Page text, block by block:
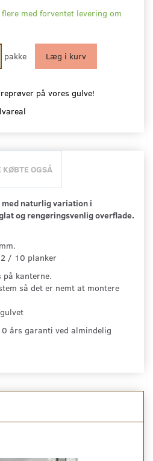
med forventet levering om
pakke Læg i kurv
på vores gulve!
KØBTE OGSÅ
naturlig variation i
og rengøringsvenlig overflade.
/ 10 planker
på kanterne.
så det er nemt at montere
års garanti ved almindelig